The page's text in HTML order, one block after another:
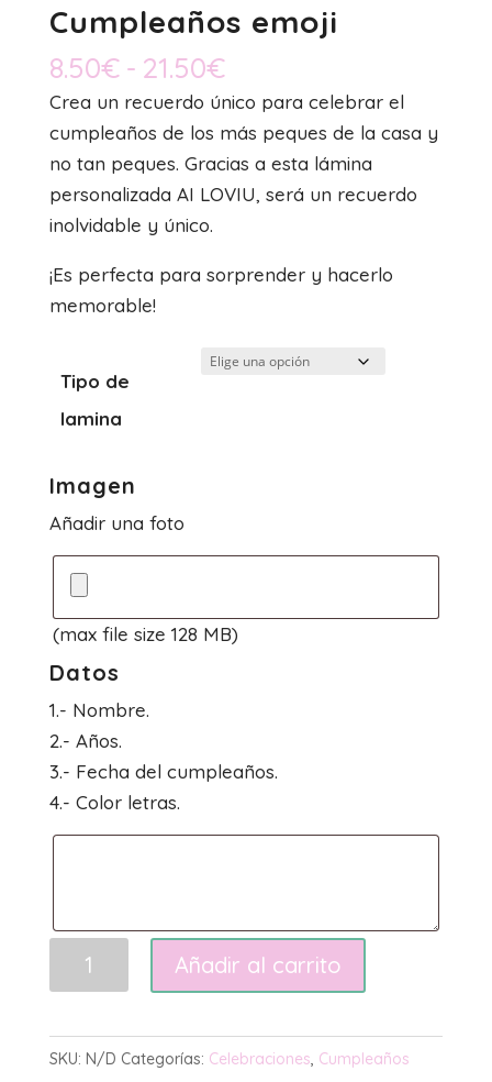
Cumpleaños emoji
8.50€ - 21.50€Rango
de
precios:
desde
8.50€
Crea un recuerdo único para celebrar el
cumpleaños de los más peques de la casa y
no tan peques. Gracias a esta lámina
personalizada AI LOVIU, será un recuerdo
inolvidable y único.
¡Es perfecta para sorprender y hacerlo
memorable!
Tipo de
lamina
Imagen
Añadir una foto
(max file size 128 MB)
Datos
1.- Nombre.
2.- Años.
3.- Fecha del cumpleaños.
4.- Color letras.
Cumpleaños
Añadir al carrito
SKU: N/D Categorías: Celebraciones, Cumpleaños